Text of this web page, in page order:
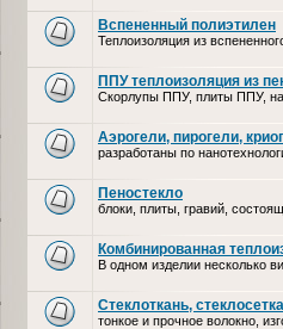
Вспененный полиэтилен
Теплоизоляция из
ППУ теплоизоляция из
Скорлупы ППУ, плиты ППУ,
Аэрогели, пирогели,
разработаны по
Пеностекло
блоки, плиты, гравий,
Комбинированная
В одном изделии несколько
Стеклоткань,
тонкое и прочное волокно,